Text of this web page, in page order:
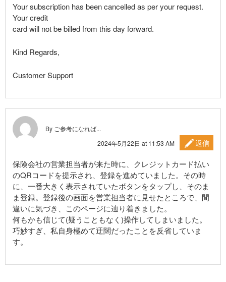
Your subscription has been cancelled as per your request.
Your credit
card will not be billed from this day forward.
Kind Regards,
Customer Support
By ご参考になれば...
2024年5月22日 at 11:53 AM
返信
保険会社の営業担当者が来た時に、クレジットカード払い
のQRコードを提示され、登録を進めていました。その時
に、一番大きく表示されていたボタンをタップし、そのま
ま登録。登録後の画面を営業担当者に見せたところで、間
違いに気づき、このページに辿り着きました。
何もかも信じて(疑うこともなく)操作してしまいました。
巧妙すぎ、私自身極めて迂闊だったことを反省していま
す。